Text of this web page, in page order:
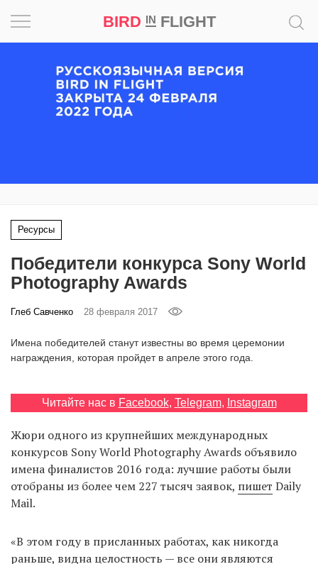
BIRD INFLIGHT
Ресурсы
Победители конкурса Sony World
Photography Awards
Глеб Савченко 28 февраля 2017
Имена победителей станут известны во время церемонии
награждения, которая пройдет в апреле этого года.
Читайте нас в Facebook, Telegram, Instagram
Жюри одного из крупнейших международных
конкурсов Sony World Photography Awards объявило
имена финалистов 2016 года: лучшие работы были
отобраны из более чем 227 тысяч заявок, пишет Daily
Mail.
«В этом году в присланных работах, как никогда
раньше, видна целостность — все они являются